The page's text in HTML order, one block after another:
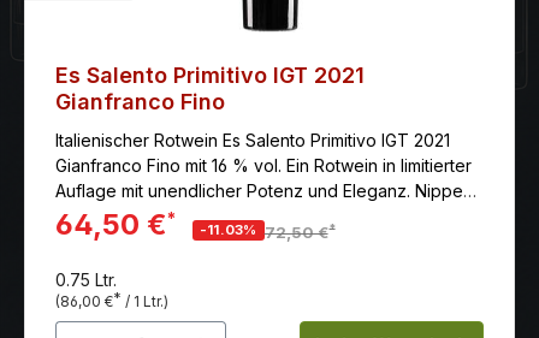
Es Salento Primitivo IGT 2021
Gianfranco Fino
Italienischer Rotwein Es Salento Primitivo IGT 2021
Gianfranco Fino mit 16 % vol. Ein Rotwein in limitierter
Auflage mit unendlicher Potenz und Eleganz. Nippen
Sie an einem echten Juwel der italienischen
Weinwelt. Kein anderer italienischer Rotwein hat es
Gianfranco Fino, der ständig von allen
Branchenführern ausgezeichnet wird. Ein Primitivo di
64,50 €*
-11.03% 72,50 €*
0.75 Ltr.
(86,00 €* / 1 Ltr.)